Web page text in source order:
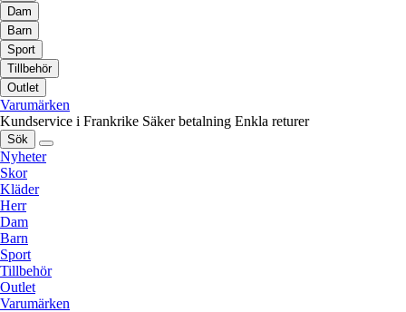
Dam
Barn
Sport
Tillbehör
Outlet
Varumärken
Kundservice i Frankrike Säker betalning Enkla returer
Sök
Nyheter
Skor
Kläder
Herr
Dam
Barn
Sport
Tillbehör
Outlet
Varumärken